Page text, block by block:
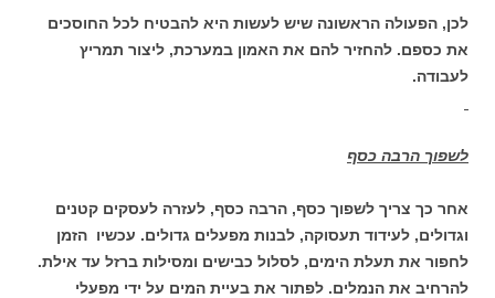
לכן, הפעולה הראשונה שיש לעשות היא להבטיח לכל החוסכים
את כספם. להחזיר להם את האמון במערכת, ליצור תמריץ
לעבודה.
לשפוך הרבה כסף
אחר כך צריך לשפוך כסף, הרבה כסף, לעזרה לעסקים קטנים
וגדולים, לעידוד תעסוקה, לבנות מפעלים גדולים. עכשיו הזמן
לחפור את תעלת הימים, לסלול כבישים ומסילות ברזל עד אילת.
להרחיב את הנמלים. לפתור את בעיית המים על ידי מפעלי